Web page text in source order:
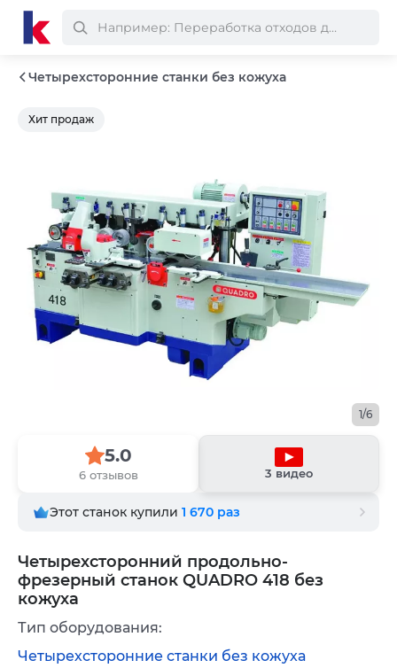
Четырехсторонние станки без кожуха
Хит продаж
Четырехсторонний продольно-
фрезерный станок QUADRO 418 без
кожуха
1/6
5.0
6 отзывов 3 видео
Этот станок купили 1 670 раз
Тип оборудования:
Четырехсторонние станки без кожуха